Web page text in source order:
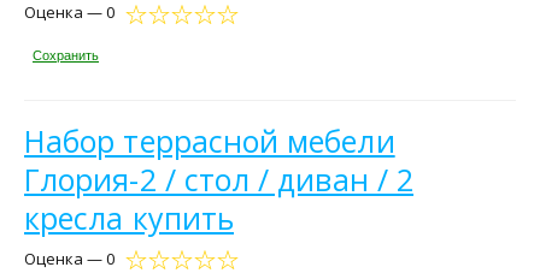
Оценка — 0
Сохранить
Набор террасной мебели
Глория-2 / стол / диван / 2
кресла купить
Оценка — 0